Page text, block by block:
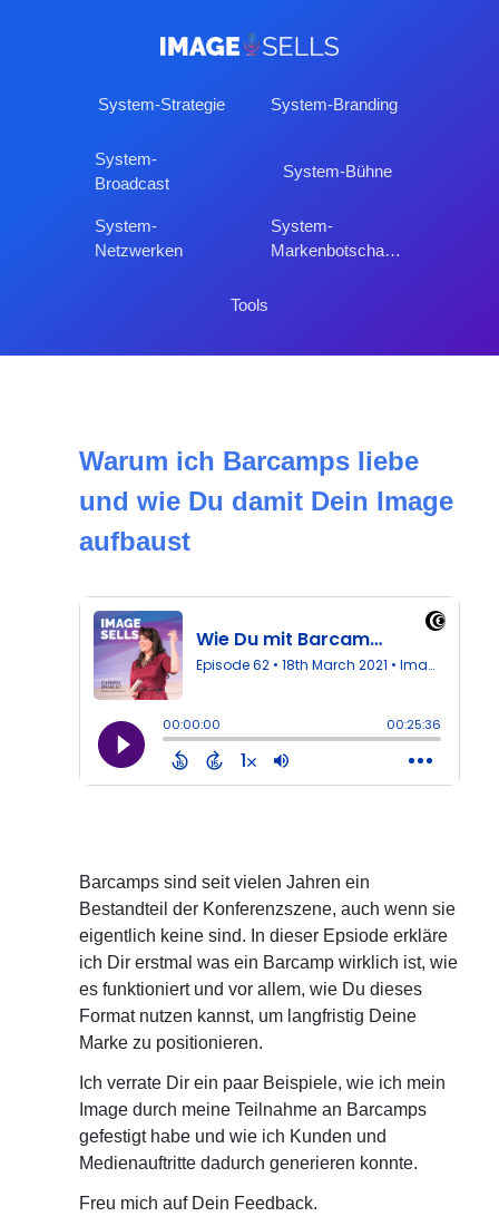
System-Strategie System-Branding
System-
Broadcast
System-Bühne
System-
Netzwerken
System-
Markenbotschafter
Tools
Warum ich Barcamps liebe
und wie Du damit Dein Image
aufbaust
Barcamps sind seit vielen Jahren ein
Bestandteil der Konferenzszene, auch wenn sie
eigentlich keine sind. In dieser Epsiode erkläre
ich Dir erstmal was ein Barcamp wirklich ist, wie
es funktioniert und vor allem, wie Du dieses
Format nutzen kannst, um langfristig Deine
Marke zu positionieren.
Ich verrate Dir ein paar Beispiele, wie ich mein
Image durch meine Teilnahme an Barcamps
gefestigt habe und wie ich Kunden und
Medienauftritte dadurch generieren konnte.
Freu mich auf Dein Feedback.